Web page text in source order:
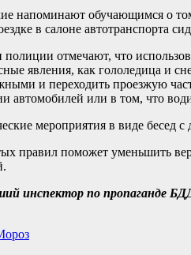
напоминают обучающимся о
в салоне автотранспорта
полиции отмечают, что
явления, как гололедица и
и переходить проезжую
автомобилей или в том, что
мероприятия в виде бесед
правил поможет уменьшить
инспектор по пропаганде